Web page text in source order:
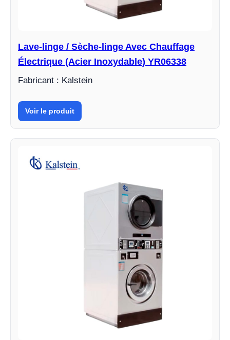
Lave-linge / Sèche-linge Avec Chauffage
Électrique (Acier Inoxydable) YR06338
Fabricant : Kalstein
Voir le produit